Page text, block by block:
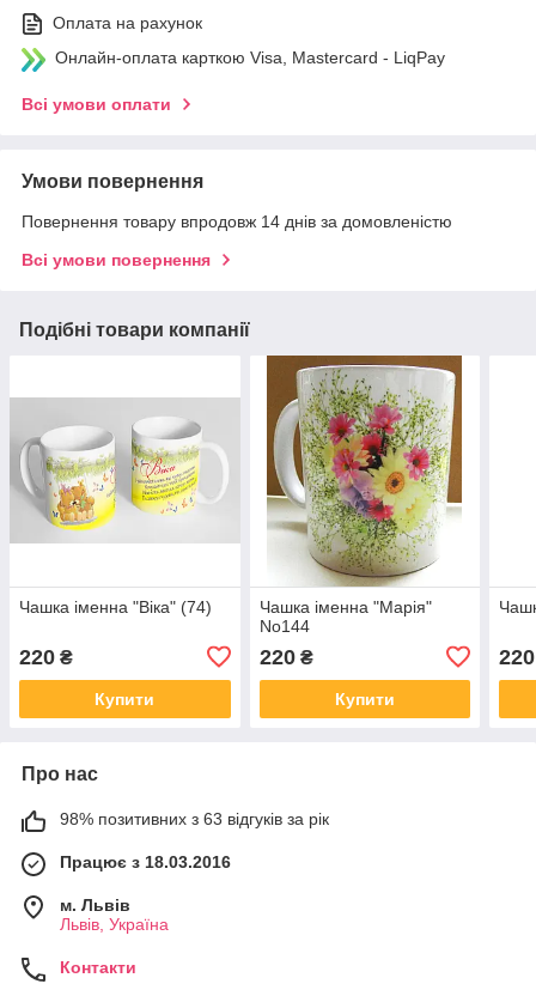
Оплата на рахунок
Онлайн-оплата карткою Visa, Mastercard - LiqPay
Всі умови оплати
Умови повернення
Повернення товару впродовж 14 днів за домовленістю
Всі умови повернення
Подібні товари компанії
Чашка іменна "Віка" (74)
220 ₴
Купити
Чашка іменна "Марія"
No144
220₴
Купити
220
Про нас
98% позитивних з 63 відгуків за рік
Працює з 18.03.2016
м. Львів
Львів, Україна
Контакти